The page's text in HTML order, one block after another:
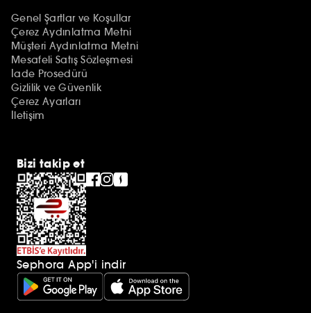
Genel Şartlar ve Koşullar
Çerez Aydınlatma Metni
Müşteri Aydınlatma Metni
Mesafeli Satış Sözleşmesi
İade Prosedürü
Gizlilik ve Güvenlik
Çerez Ayarları
İletişim
Bizi takip et
Sephora App'i indir